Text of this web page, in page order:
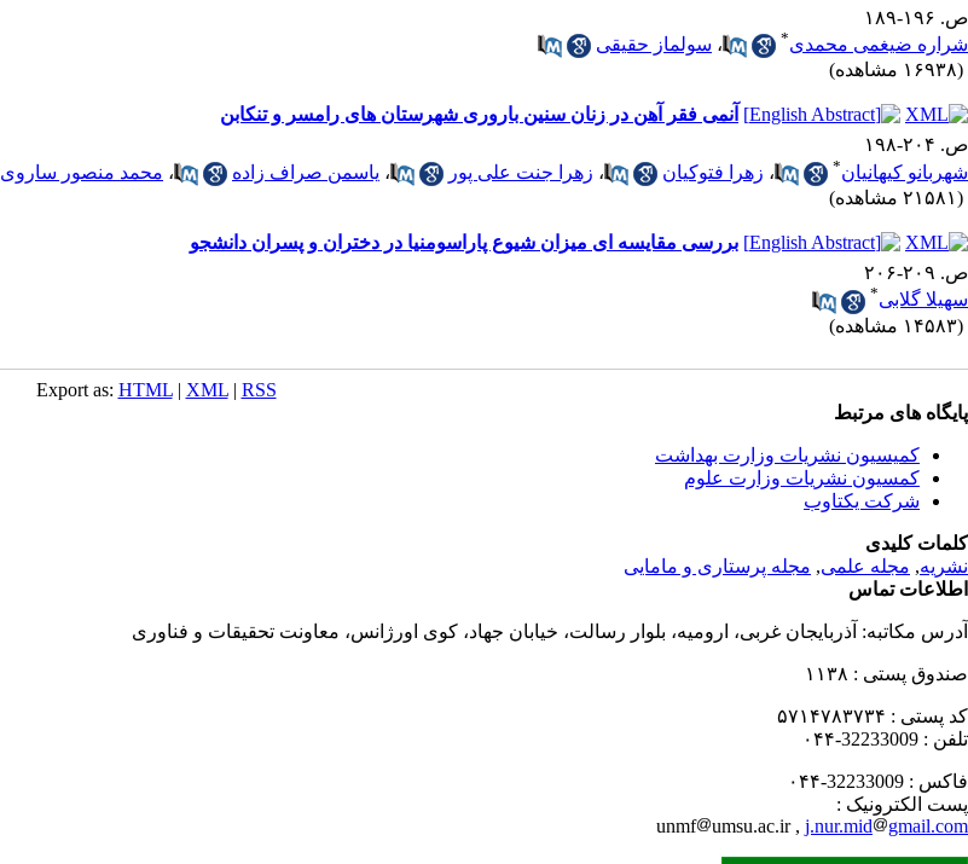
ص. ۱۹۶-۱۸۹
شراره ضیغمی محمدی* ، سولماز حقیقی
(۱۶۹۳۸ مشاهده)
آنمی فقر آهن در زنان سنین باروری شهرستان های رامسر و تنکابن
ص. ۲۰۴-۱۹۸
شهربانو کیهانیان* ، زهرا فتوکیان ، زهرا جنت علی پور ، یاسمن صراف زاده ، محمد منصور ساروی
(۲۱۵۸۱ مشاهده)
بررسی مقایسه ای میزان شیوع پاراسومنیا در دختران و پسران دانشجو
ص. ۲۰۹-۲۰۶
سهیلا گلابی*
(۱۴۵۸۳ مشاهده)
Export as: HTML| XML| RSS
پایگاه های مرتبط
کمیسیون نشریات وزارت بهداشت
کمسیون نشریات وزارت علوم
شرکت یکتاوب
کلمات کلیدی
نشریه, مجله علمی, مجله پرستاری و مامایی
اطلاعات تماس
آدرس مکاتبه: آذربایجان غربی، ارومیه، بلوار رسالت، خیابان جهاد، کوی اورژانس، معاونت تحقیقات و فناوری
صندوق پستی : ۱۱۳۸
کد پستی : ۵۷۱۴۷۸۳۷۳۴
تلفن : 32233009-۰۴۴
فاکس : 32233009-۰۴۴
پست الکترونیک :
unmf
umsu.ac.ir , j.nur.mid gmail.com